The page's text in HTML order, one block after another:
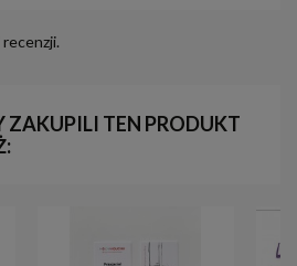
ZAKUPILI TEN PRODUKT